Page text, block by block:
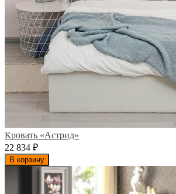
Кровать «Астрид»
22 834 ₽
В корзину